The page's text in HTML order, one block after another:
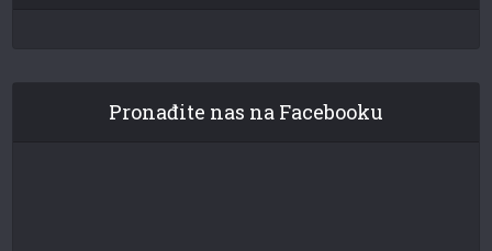
Pronađite nas na Facebooku